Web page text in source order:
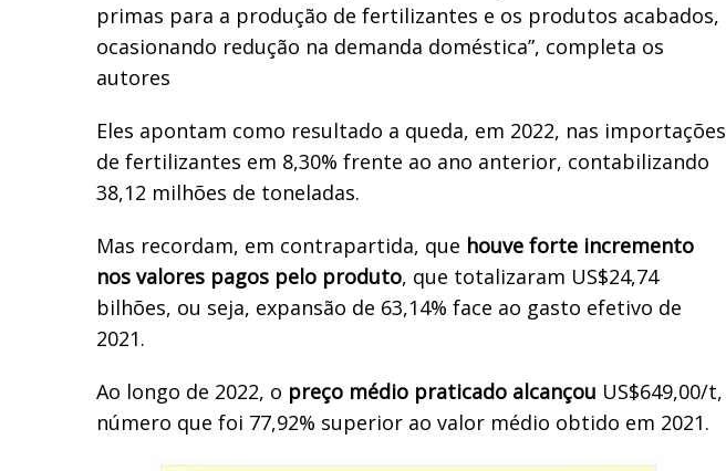
primas para a produção de fertilizantes e os produtos acabados,
ocasionando redução na demanda doméstica”, completa os
autores
Eles apontam como resultado a queda, em 2022, nas importações
de fertilizantes em 8,30% frente ao ano anterior, contabilizando
38,12 milhões de toneladas.
Mas recordam, em contrapartida, que houve forte incremento
nos valores pagos pelo produto, que totalizaram US$24,74
bilhões, ou seja, expansão de 63,14% face ao gasto efetivo de
2021.
Ao longo de 2022, o preço médio praticado alcançou US$649,00/t,
número que foi 77,92% superior ao valor médio obtido em 2021.